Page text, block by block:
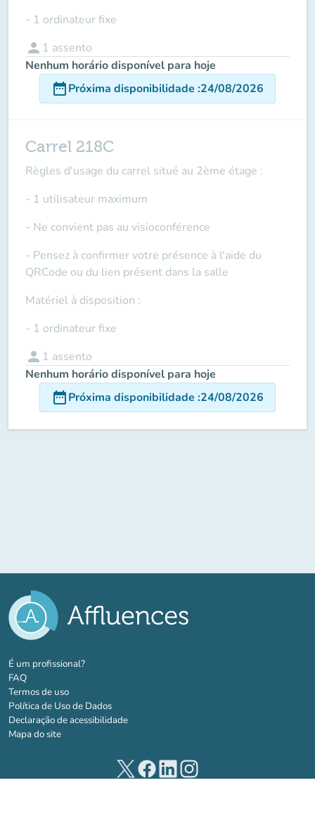
- 1 ordinateur fixe
person 1 assento
Nenhum horário disponível para hoje
date_rangePróxima disponibilidade :24/08/2026
Carrel 218C
Règles d'usage du carrel situé au 2ème étage :
- 1 utilisateur maximum
- Ne convient pas au visioconférence
- Pensez à confirmer votre présence à l'aide du
QRCode ou du lien présent dans la salle
Matériel à disposition :
- 1 ordinateur fixe
person 1 assento
Nenhum horário disponível para hoje
date_rangePróxima disponibilidade :24/08/2026
É um profissional?(novo separador)
FAQ
Termos de uso
Política de Uso de Dados
Declaração de acessibilidade
Mapa do site
(novo separador)
(novo separador)
(novo separador)